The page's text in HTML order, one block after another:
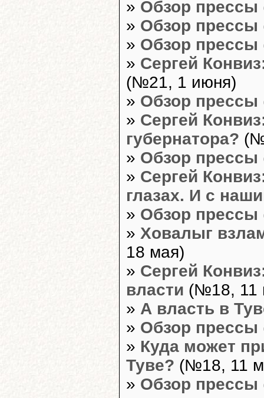
» Обзор прессы
» Обзор прессы
» Обзор прессы
» Сергей
(№21, 1 июня)
» Обзор прессы
» Сергей
губернатора?
» Обзор прессы
» Сергей
глазах. И с
» Обзор прессы
» Ховалыг
18 мая)
» Сергей
власти (№18, 11
» А власть в
» Обзор прессы
» Куда может
Туве? (№18, 11
» Обзор прессы